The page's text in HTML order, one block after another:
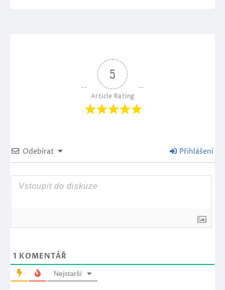
5
Article Rating
Odebírat Přihlášení
1 KOMENTÁŘ
Nejstarší